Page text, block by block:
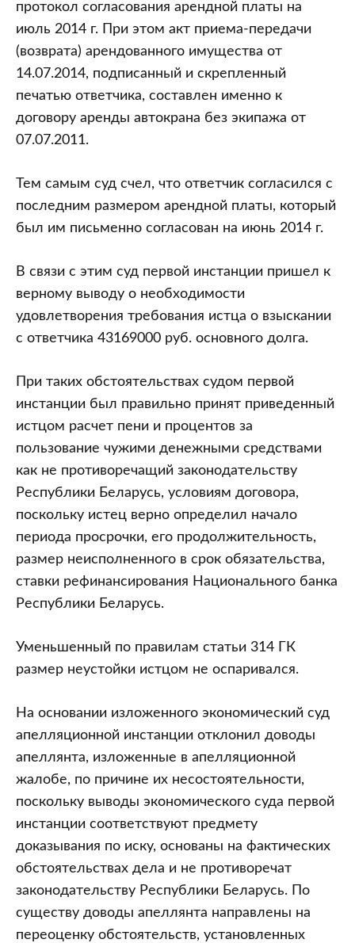
протокол согласования арендной платы на
июль 2014 г. При этом акт приема-передачи
(возврата) арендованного имущества от
14.07.2014, подписанный и скрепленный
печатью ответчика, составлен именно к
договору аренды автокрана без экипажа от
07.07.2011.
Тем самым суд счел, что ответчик согласился с
последним размером арендной платы, который
был им письменно согласован на июнь 2014 г.
В связи с этим суд первой инстанции пришел к
верному выводу о необходимости
удовлетворения требования истца о взыскании
с ответчика 43169000 руб. основного долга.
При таких обстоятельствах судом первой
инстанции был правильно принят приведенный
истцом расчет пени и процентов за
пользование чужими денежными средствами
как не противоречащий законодательству
Республики Беларусь, условиям договора,
поскольку истец верно определил начало
периода просрочки, его продолжительность,
размер неисполненного в срок обязательства,
ставки рефинансирования Национального банка
Республики Беларусь.
Уменьшенный по правилам статьи 314 ГК
размер неустойки истцом не оспаривался.
На основании изложенного экономический суд
апелляционной инстанции отклонил доводы
апеллянта, изложенные в апелляционной
жалобе, по причине их несостоятельности,
поскольку выводы экономического суда первой
инстанции соответствуют предмету
доказывания по иску, основаны на фактических
обстоятельствах дела и не противоречат
законодательству Республики Беларусь. По
существу доводы апеллянта направлены на
переоценку обстоятельств, установленных